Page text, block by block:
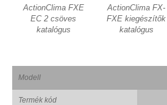
ActionClima FXE
EC 2 csöves
katalógus
ActionClima FX-
FXE kiegészítők
katalógus
Modell
Termék kód